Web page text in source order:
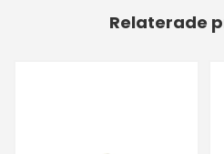
Relaterade